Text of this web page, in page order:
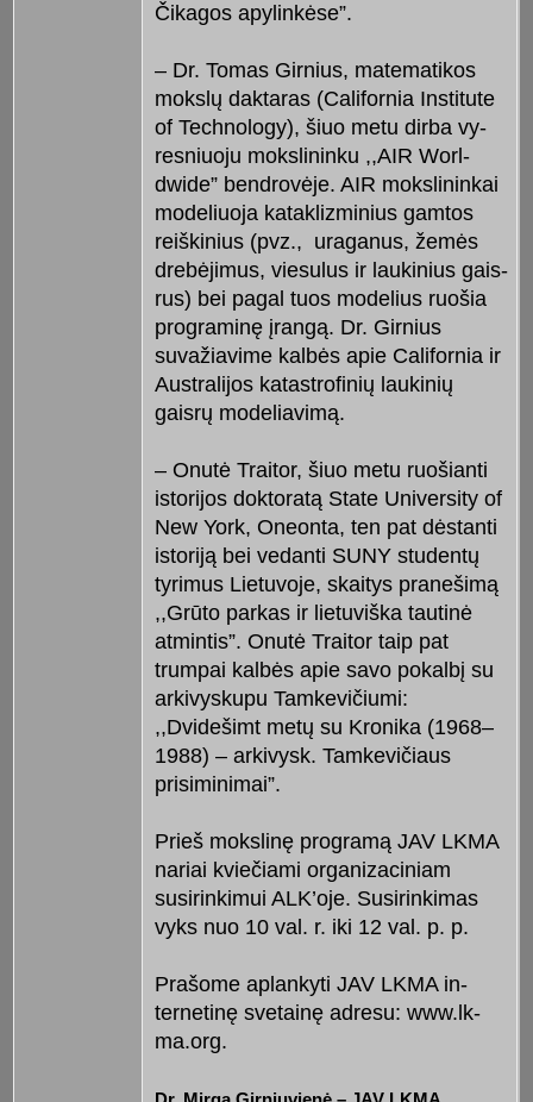
Čikagos apy­lin­kėse”.
– Dr. Tomas Girnius, matema­tikos
mokslų daktaras (California Ins­ti­tute
of Technology), šiuo metu dirba vy­
resniuoju mokslininku ,,AIR Worl­
dwide” bendrovėje. AIR mokslinin­kai
modeliuoja kataklizminius gamtos
reiškinius (pvz., uraganus, žemės
dre­bėjimus, viesulus ir laukinius gais­
rus) bei pagal tuos modelius ruo­šia
programinę įrangą. Dr. Girnius
suvažiavime kal­­bės apie California ir
Australi­jos katastrofinių laukinių
gaisrų mo­deliavimą.
– Onutė Traitor, šiuo metu ruo­šianti
istorijos doktoratą State Uni­ver­sity of
New York, Oneonta, ten pat dėstanti
istoriją bei vedanti SUNY stu­dentų
tyrimus Lietuvoje, skaitys pra­nešimą
,,Grūto parkas ir lie­tuviška tautinė
atmintis”. Onutė Trai­tor taip pat
trumpai kalbės apie savo pokalbį su
arkivyskupu Tamkevičiu­mi:
,,Dvidešimt metų su Kronika (1968–
1988) – arkivysk. Tamkevi­čiaus
prisiminimai”.
Prieš mokslinę programą JAV LKMA
nariai kviečiami organiza­ciniam
susirinkimui ALK’oje. Susirinkimas
vyks nuo 10 val. r. iki 12 val. p. p.
Prašome aplankyti JAV LKMA in­
ternetinę svetainę adresu: www.lk­
ma.org.